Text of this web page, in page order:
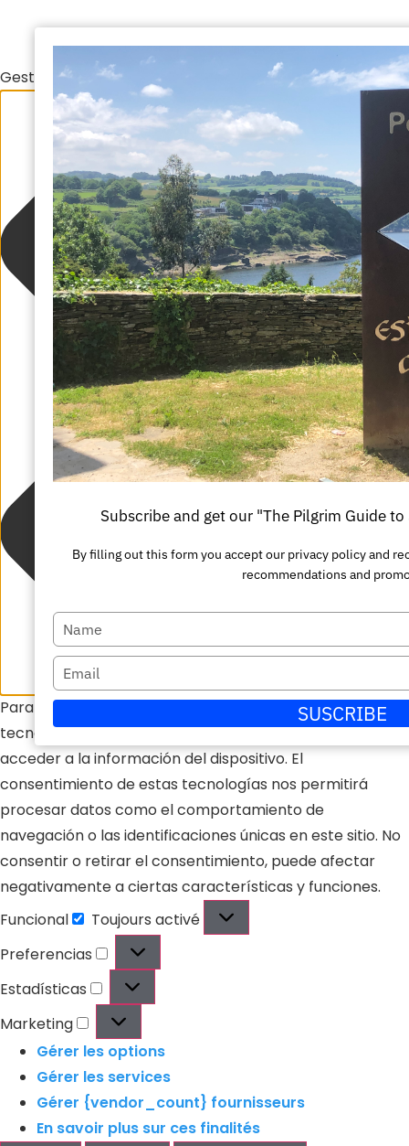
Gestionar el consentimiento de las cookies
Para ofrecer las mejores experiencias, utilizamos
tecnologías como las cookies para almacenar y/o
acceder a la información del dispositivo. El
consentimiento de estas tecnologías nos permitirá
procesar datos como el comportamiento de
navegación o las identificaciones únicas en este sitio. No
consentir o retirar el consentimiento, puede afectar
negativamente a ciertas características y funciones.
Funcional
Toujours activé
Preferencias
Estadísticas
Marketing
Gérer les options
Gérer les services
Gérer {vendor_count} fournisseurs
En savoir plus sur ces finalités
Subscribe and get our "The Pilgrim Guide
By filling out this form you accept our privacy policy and
recommendations and
Escriba
su
nombre
Escriba
su
correo
electrónico
SUSCRIBE